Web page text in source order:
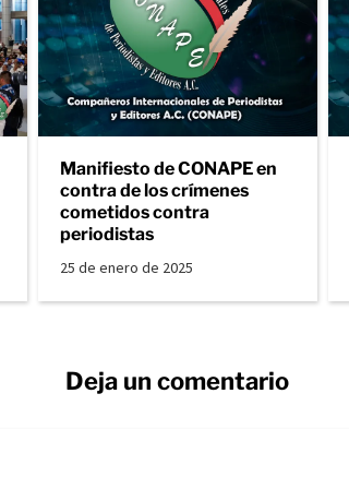
Manifiesto de CONAPE en
contra de los crímenes
cometidos contra
periodistas
25 de enero de 2025
Deja un comentario